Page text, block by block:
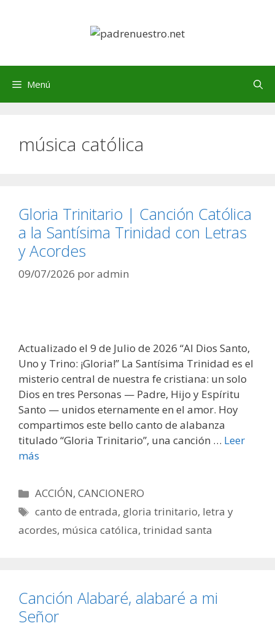
Menú
música católica
Gloria Trinitario | Canción Católica
a la Santísima Trinidad con Letras
y Acordes
09/07/2026 poradmin
Actualizado el 9 de Julio de 2026 “Al Dios Santo,
Uno y Trino: ¡Gloria!” La Santísima Trinidad es el
misterio central de nuestra fe cristiana: un solo
Dios en tres Personas — Padre, Hijo y Espíritu
Santo — unidos eternamente en el amor. Hoy
compartimos este bello canto de alabanza
titulado “Gloria Trinitario”, una canción … Leer
más
Categorías
ACCIÓN,CANCIONERO
Etiquetas
canto de entrada, gloria trinitario, letra y
acordes, música católica, trinidad santa
Canción Alabaré, alabaré a mi
Señor